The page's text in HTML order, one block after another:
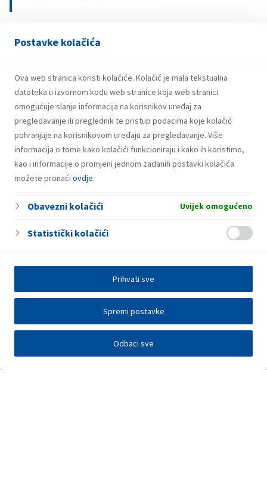
Postavke kolačića
Ova web stranica koristi kolačiće. Kolačić je mala tekstualna
datoteka u izvornom kodu web stranice koja web stranici
omogućuje slanje informacija na korisnikov uređaj za
pregledavanje ili preglednik te pristup podacima koje kolačić
pohranjuje na korisnikovom uređaju za pregledavanje. Više
informacija o tome kako kolačići funkcioniraju i kako ih koristimo,
kao i informacije o promjeni jednom zadanih postavki kolačića
možete pronaći ovdje.
Obavezni kolačići Uvijek omogućeno
Statistički kolačići
Odbaci sve
Spremi postavke
Prihvati sve
13.04.2026.
bonovima za gorivo